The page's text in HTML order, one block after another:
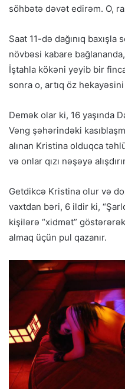
söhbətə dəvət edirəm. O,
Saat 11-də dağınıq
növbəsi kabare
İştahla kökəni yeyib bir
sonra o, artıq öz hekayəsini
Demək olar ki, 16 yaşında
Vəng şəhərindəki
alınan Kristina olduqca
və onlar qızı nəşəyə
Getdikcə Kristina olur və
vaxtdan bəri, 6 ildir ki,
kişilərə “xidmət”
almaq üçün pul qazanır.